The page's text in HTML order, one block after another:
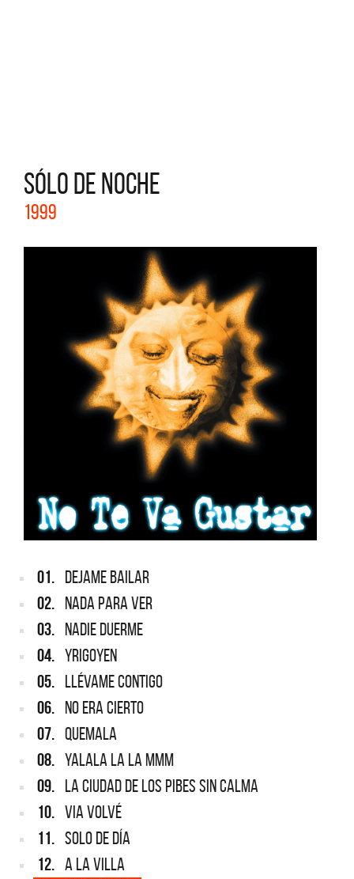
SÓLO DE NOCHE
1999
01. DEJAME BAILAR
02. NADA PARA VER
03. NADIE DUERME
04. YRIGOYEN
05. LLÉVAME CONTIGO
06. NO ERA CIERTO
07. QUEMALA
08. YALALA LA LA MMM
09. LA CIUDAD DE LOS PIBES SIN CALMA
10. VIA VOLVÉ
11. SOLO DE DÍA
12. A LA VILLA